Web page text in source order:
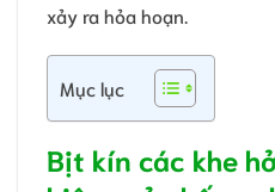
xảy ra hỏa hoạn.
Mục lục
Bịt kín các khe